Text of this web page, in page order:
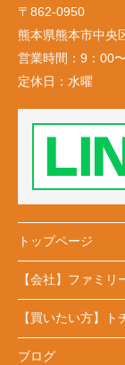
〒862-0950
熊本県熊本市中央
営業時間： 9：00
定休日： 水曜
トップページ
【会社】ファミリ
【買いたい方】
ブログ